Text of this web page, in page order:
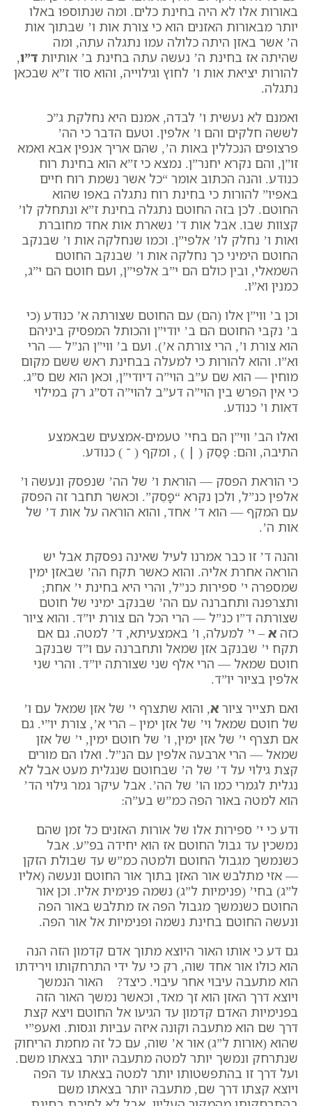
באורות אלו לא היה בחינת כלים. ומה שנתוספו באלו
יותר‏ מבאורות האזנים הוא כי צורת אות ו’ שבתוך אות
ה’ אשר באזן היתה כלולה עמו נתגלה עתה, ומה
שהיתה אז בחינת ה’ נעשה עתה בחינת ב’ אותיות ד”ו,
להורות יציאת אות ו’ לחוץ וגילוייה, והוא סוד ז”א שבכאן
נתגלה‏.
ואמנם לא נעשית ו’ לבדה, אמנם היא נחלקת ג”כ
לששה חלקים והם ו’ אלפין. וטעם הדבר כי הה’
פרצופים הנכללין באות ה’, שהם אריך אנפין אבא ואמא
זו”ן, והם נקרא יחנר”ן. נמצא כי ז”א הוא בחינת רוח
כנודע. והנה הכתוב אומר “כל אשר נשמת רוח חיים
באפיו” להורות כי בחינת רוח נתגלה באפו שהוא
החוטם. לכן בזה החוטם נתגלה בחינת ז”א ונתחלק לו’
קצוות שבו. אבל אות ד’ נשארת אות אחד מחוברת
ואות ו’ נחלק לו’ אלפי”ן. וכמו שנחלקה אות ו’ שבנקב
החוטם הימיני כך נחלקה אות ו’ שבנקב החוטם
השמאלי, ובין כולם הם י”ב אלפי”ן, ועם חוטם הם י”ג,
כמנין וא”ו.
וכן ב’ ווי”ן אלו (הם) עם החוטם שצורתה א’ כנודע (כי
ב’ נקבי החוטם הם ב’ יודי”ן והכותל המפסיק ביניהם
הוא צורת ו’, הרי צורתה א’). ועם ב’ ווי”ן הנ”ל — הרי
וא”ו. והוא להורות כי למעלה בבחינת ראש ששם מקום
מוחין — הוא שם ע”ב הוי”ה דיודי”ן, וכאן הוא שם ס”ג.
כי אין הפרש בין הוי”ה דע”ב להוי”ה דס”ג רק במילוי
דאות ו’ כנודע.
ואלו הב’ ווי”ן הם בחי’ טעמים-אמצעים שבאמצע
התיבה, והם: פָסֵק ( ׀ ) , ומקף ( ־ ) כנודע.
כי הוראת הפסק — הוראת ו’ של הה’ שנפסק ונעשה ו’
אלפין כנ”ל, ולכן נקרא “פָסֵק”. וכאשר תחבר זה הפסק
עם המקף — הוא ד’ אחד, והוא הוראה על אות ד’ של
אות ה’.
והנה ד’ זו כבר אמרנו לעיל שאינה נפסקת אבל יש
הוראה אחרת אליה. והוא כאשר תקח הה’ שבאזן ימין
שמספרה י’ ספירות כנ”ל, והרי היא בחינת י’ אחת;
ותצרפנה ותחברנה עם הה’ שבנקב ימיני של חוטם
שצורתה ד”ו כנ”ל — הרי הכל הם צורת יו”ד. והוא ציור
כזה א – י’ למעלה, ו’ באמצעיתא, ד’ למטה. גם אם
תקח י’ שבנקב אזן שמאל ותחברנה עם ו”ד שבנקב
חוטם שמאל — הרי אלף שני שצורתה יו”ד. והרי שני
אלפין בציור יו”ד.
ואם תצייר ציור א, והוא שתצרף י’ של אזן שמאל עם ו’
של חוטם שמאל וי’ של אזן ימין – הרי א’, צורת יו”י. גם
אם תצרף י’ של אזן ימין, ו’ של חוטם ימין, י’ של אזן
שמאל — הרי ארבעה אלפין עם הנ”ל. ואלו הם מורים
קצת גילוי על ד’ של ה’ שבחוטם שנגלית מעט אבל לא
נגלית לגמרי כמו הו’ של הה’. אבל עיקר גמר גילוי הד’
הוא למטה באור הפה כמ”ש בע”ה:
ודע כי י’ ספירות אלו של אורות האזנים כל זמן שהם
נמשכין עד גבול החוטם אז הוא יחידה בפ”ע. אבל
כשנמשך מגבול החוטם ולמטה כמ”ש עד שבולת הזקן
— אזי מתלבש אור האזן בתוך אור החוטם ונעשה (אליו
ל”ג) בחי’ (פנימיות ל”ג) נשמה פנימית אליו. וכן אור
החוטם כשנמשך מגבול הפה אז מתלבש באור הפה
ונעשה החוטם בחינת נשמה ופנימיות אל אור הפה.
גם דע כי אותו האור היוצא מתוך אדם קדמון הזה הנה
הוא כולו אור אחד שוה, רק כי על ידי התרחקותו וירידתו
הוא מתעבה עיבוי אחר עיבוי. כיצד? האור הנמשך
ויוצא דרך האזן הוא זך מאד, וכאשר נמשך האור הזה
בפנימיות האדם קדמון עד הגיעו אל החוטם ויצא קצת
דרך שם הוא מתעבה וקונה איזה עביות וגסות. ואעפ”י
שהוא (אורות ל”ג) אור א’ שוה, עם כל זה מחמת הריחוק
שנתרחק ונמשך יותר למטה מתעבה יותר בצאתו משם.
ועל דרך זו בהתפשטותו יותר למטה בצאתו עד הפה
ויוצא קצתו דרך שם, מתעבה יותר בצאתו משם